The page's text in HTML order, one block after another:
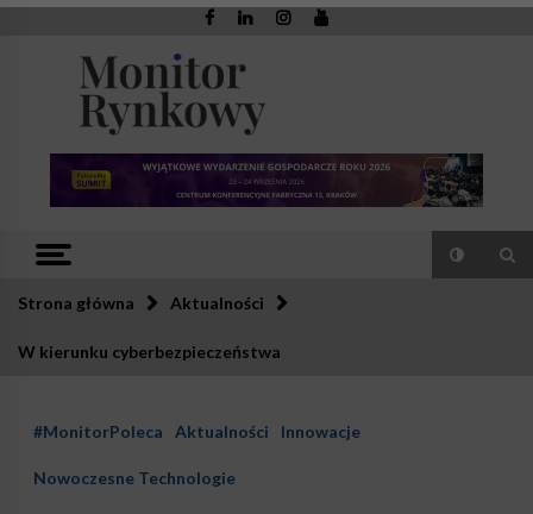
Skip
Monitor
Rynkowy
Strona główna Aktualności
W kierunku cyberbezpieczeństwa
#MonitorPoleca Aktualności Innowacje
Nowoczesne Technologie